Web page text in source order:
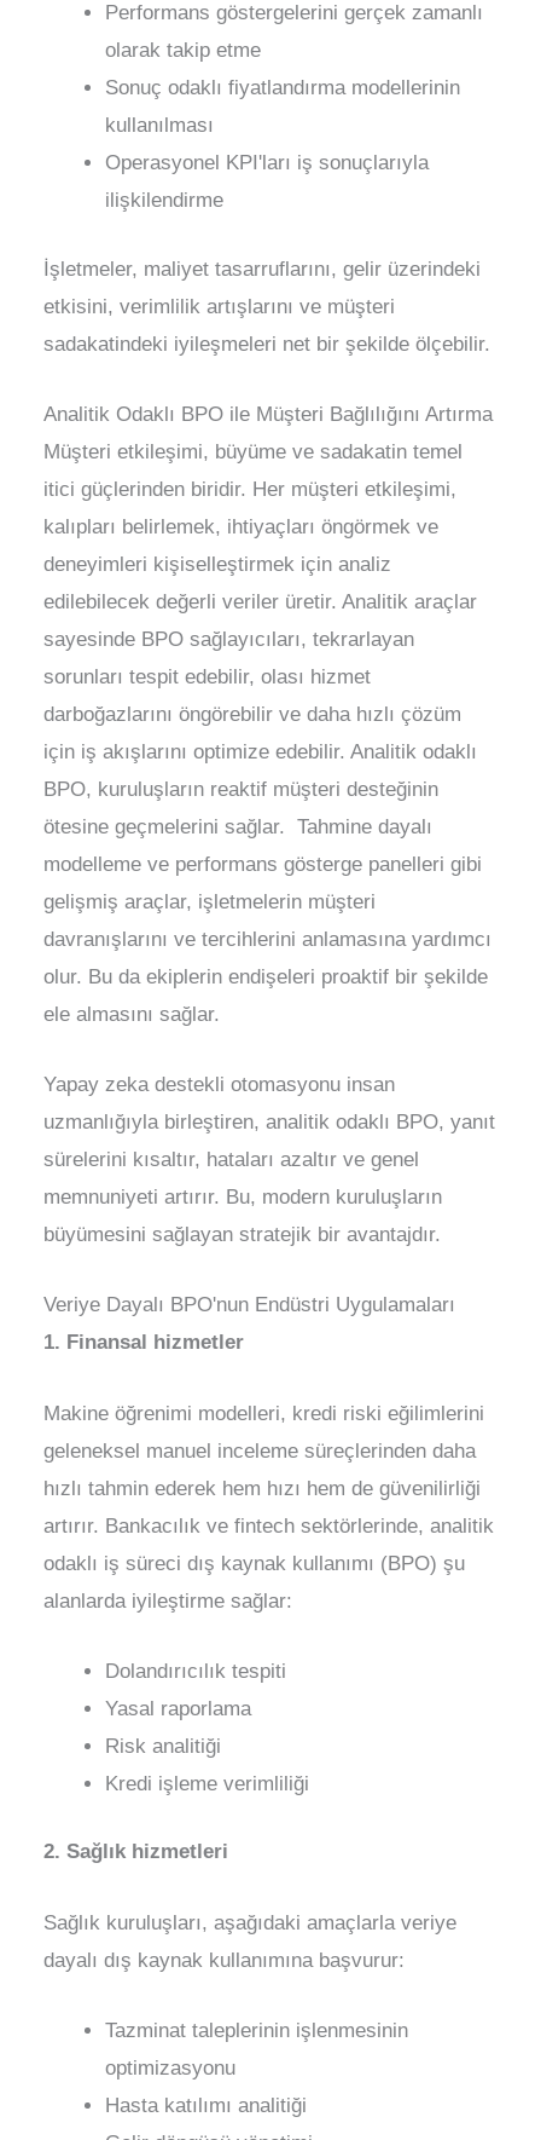
Performans göstergelerini gerçek zamanlı
olarak takip etme
Sonuç odaklı fiyatlandırma modellerinin
kullanılması
Operasyonel KPI'ları iş sonuçlarıyla
ilişkilendirme
İşletmeler, maliyet tasarruflarını, gelir üzerindeki
etkisini, verimlilik artışlarını ve müşteri
sadakatindeki iyileşmeleri net bir şekilde ölçebilir.
Analitik Odaklı BPO ile Müşteri Bağlılığını Artırma
Müşteri etkileşimi, büyüme ve sadakatin temel
itici güçlerinden biridir. Her müşteri etkileşimi,
kalıpları belirlemek, ihtiyaçları öngörmek ve
deneyimleri kişiselleştirmek için analiz
edilebilecek değerli veriler üretir. Analitik araçlar
sayesinde BPO sağlayıcıları, tekrarlayan
sorunları tespit edebilir, olası hizmet
darboğazlarını öngörebilir ve daha hızlı çözüm
için iş akışlarını optimize edebilir. Analitik odaklı
BPO, kuruluşların reaktif müşteri desteğinin
ötesine geçmelerini sağlar. Tahmine dayalı
modelleme ve performans gösterge panelleri gibi
gelişmiş araçlar, işletmelerin müşteri
davranışlarını ve tercihlerini anlamasına yardımcı
olur. Bu da ekiplerin endişeleri proaktif bir şekilde
ele almasını sağlar.
Yapay zeka destekli otomasyonu insan
uzmanlığıyla birleştiren, analitik odaklı BPO, yanıt
sürelerini kısaltır, hataları azaltır ve genel
memnuniyeti artırır. Bu, modern kuruluşların
büyümesini sağlayan stratejik bir avantajdır.
Veriye Dayalı BPO'nun Endüstri Uygulamaları
1. Finansal hizmetler
Makine öğrenimi modelleri, kredi riski eğilimlerini
geleneksel manuel inceleme süreçlerinden daha
hızlı tahmin ederek hem hızı hem de güvenilirliği
artırır. Bankacılık ve fintech sektörlerinde, analitik
odaklı iş süreci dış kaynak kullanımı (BPO) şu
alanlarda iyileştirme sağlar:
Dolandırıcılık tespiti
Yasal raporlama
Risk analitiği
Kredi işleme verimliliği
2. Sağlık hizmetleri
Sağlık kuruluşları, aşağıdaki amaçlarla veriye
dayalı dış kaynak kullanımına başvurur:
Tazminat taleplerinin işlenmesinin
optimizasyonu
Hasta katılımı analitiği